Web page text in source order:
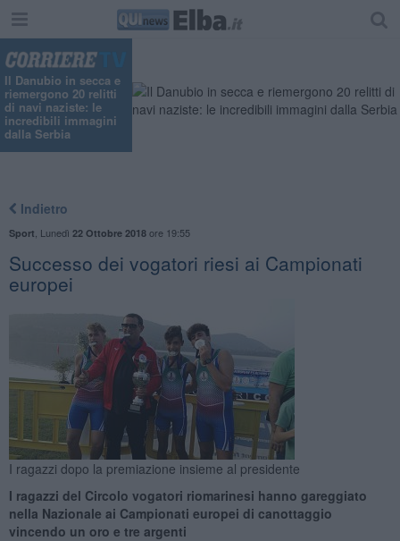
Il Danubio in secca e
riemergono 20 relitti
di navi naziste: le
incredibili immagini
dalla Serbia
Indietro
Sport Lunedì 22 Ottobre 2018ore 19:55
Successo dei vogatori riesi ai Campionati
europei
I ragazzi dopo la premiazione insieme al presidente
I ragazzi del Circolo vogatori riomarinesi hanno gareggiato
nella Nazionale ai Campionati europei di canottaggio
vincendo un oro e tre argenti